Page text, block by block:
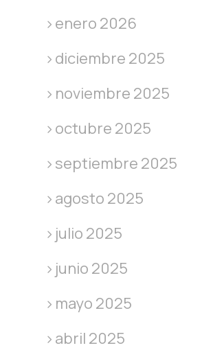
enero 2026
diciembre 2025
noviembre 2025
octubre 2025
septiembre 2025
agosto 2025
julio 2025
junio 2025
mayo 2025
abril 2025